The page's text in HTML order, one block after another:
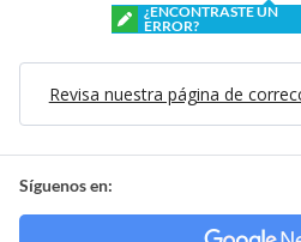
¿ENCONTRASTE UN
ERROR?
Revisa nuestra página de
Síguenos en: